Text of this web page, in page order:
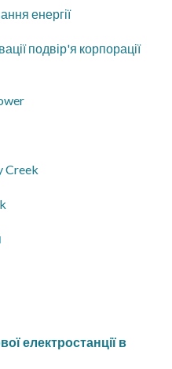
енергії
подвір'я корпорації
Creek
електростанції в